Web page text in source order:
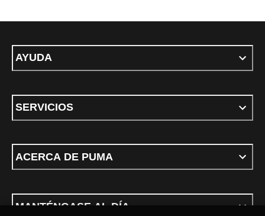
AYUDA
SERVICIOS
ACERCA DE PUMA
MANTÉNGASE AL DÍA